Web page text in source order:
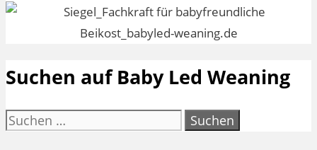
Suchen auf Baby Led Weaning
Suchen